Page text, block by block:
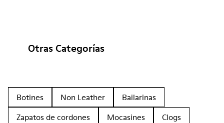
Otras Categorías
Botines Non Leather
Bailarinas
Zapatos de cordones
Mocasines
Clogs